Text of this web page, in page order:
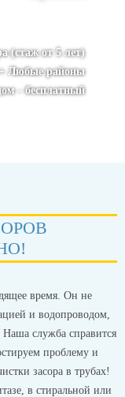
(стаж от 5 лет)
Любые районы
- бесплатный
время. Он не
и водопроводом,
служба справится
проблему и
засора в трубах!
в стиральной или